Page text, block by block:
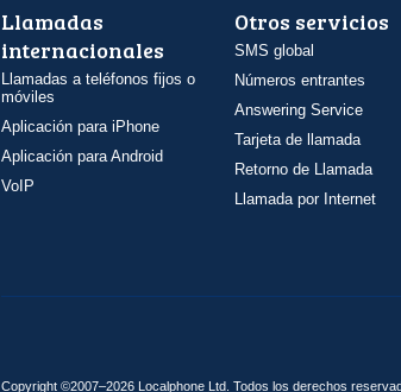
Llamadas
internacionales
Llamadas a teléfonos fijos o
móviles
Aplicación para iPhone
Aplicación para Android
VoIP
Otros servicios
SMS global
Números entrantes
Answering Service
Tarjeta de llamada
Retorno de Llamada
Llamada por Internet
Copyright ©2007–2026 Localphone Ltd . Todos los derechos